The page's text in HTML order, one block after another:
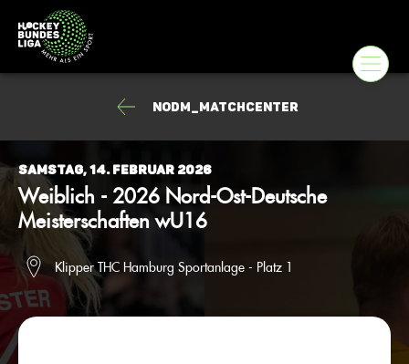
NODM_Matchcenter
Samstag, 14. Februar 2026
Weiblich - 2026 Nord-Ost-Deutsche
Meisterschaften wU16
Klipper THC Hamburg Sportanlage - Platz 1